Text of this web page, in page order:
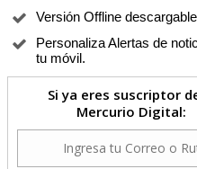
Versión Offline descargable
Personaliza Alertas de
tu móvil.
Si ya eres suscriptor
Mercurio Digital: